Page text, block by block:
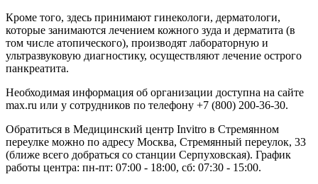
Кроме того, здесь принимают гинекологи, дерматологи,
которые занимаются лечением кожного зуда и дерматита (в
том числе атопического), производят лабораторную и
ультразвуковую диагностику, осуществляют лечение острого
панкреатита.
Необходимая информация об организации доступна на сайте
max.ru или у сотрудников по телефону +7 (800) 200-36-30.
Обратиться в Медицинский центр Invitro в Стремянном
переулке можно по адресу Москва, Стремянный переулок, 33
(ближе всего добраться со станции Серпуховская). График
работы центра: пн-пт: 07:00 - 18:00, сб: 07:30 - 15:00.